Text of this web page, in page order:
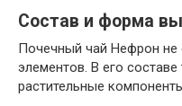
Состав и форма
Почечный чай Нефрон не
элементов. В его
растительные